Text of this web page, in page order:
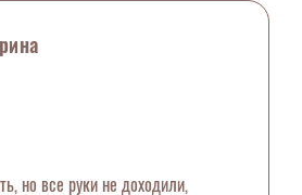
но все руки не доходили,